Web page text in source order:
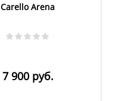
Carello Arena
7 900 руб.